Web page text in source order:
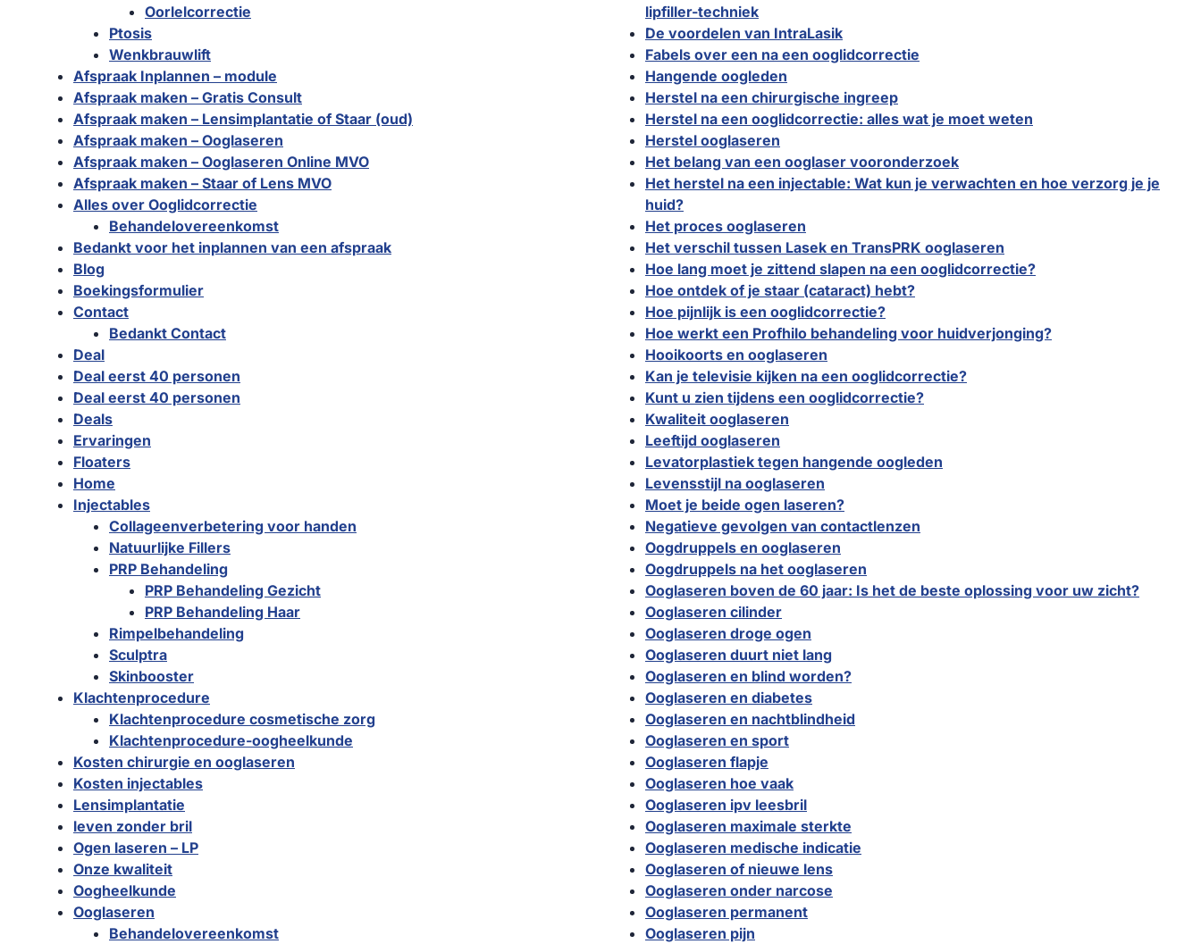
Oorlelcorrectie
Ptosis
Wenkbrauwlift
Afspraak Inplannen – module
Afspraak maken – Gratis Consult
Afspraak maken – Lensimplantatie of Staar (oud)
Afspraak maken – Ooglaseren
Afspraak maken – Ooglaseren Online MVO
Afspraak maken – Staar of Lens MVO
Alles over Ooglidcorrectie
Behandelovereenkomst
Bedankt voor het inplannen van een afspraak
Blog
Boekingsformulier
Contact
Bedankt Contact
Deal
Deal eerst 40 personen
Deal eerst 40 personen
Deals
Ervaringen
Floaters
Home
Injectables
Collageenverbetering voor handen
Natuurlijke Fillers
PRP Behandeling
PRP Behandeling Gezicht
PRP Behandeling Haar
Rimpelbehandeling
Sculptra
Skinbooster
Klachtenprocedure
Klachtenprocedure cosmetische zorg
Klachtenprocedure-oogheelkunde
Kosten chirurgie en ooglaseren
Kosten injectables
Lensimplantatie
leven zonder bril
Ogen laseren – LP
Onze kwaliteit
Oogheelkunde
Ooglaseren
Behandelovereenkomst
lipfiller-techniek
De voordelen van IntraLasik
Fabels over een na een ooglidcorrectie
Hangende oogleden
Herstel na een chirurgische ingreep
Herstel na een ooglidcorrectie: alles wat je moet weten
Herstel ooglaseren
Het belang van een ooglaser vooronderzoek
Het herstel na een injectable: Wat kun je verwachten en hoe verzorg je je
huid?
Het proces ooglaseren
Het verschil tussen Lasek en TransPRK ooglaseren
Hoe lang moet je zittend slapen na een ooglidcorrectie?
Hoe ontdek of je staar (cataract) hebt?
Hoe pijnlijk is een ooglidcorrectie?
Hoe werkt een Profhilo behandeling voor huidverjonging?
Hooikoorts en ooglaseren
Kan je televisie kijken na een ooglidcorrectie?
Kunt u zien tijdens een ooglidcorrectie?
Kwaliteit ooglaseren
Leeftijd ooglaseren
Levatorplastiek tegen hangende oogleden
Levensstijl na ooglaseren
Moet je beide ogen laseren?
Negatieve gevolgen van contactlenzen
Oogdruppels en ooglaseren
Oogdruppels na het ooglaseren
Ooglaseren boven de 60 jaar: Is het de beste oplossing voor uw zicht?
Ooglaseren cilinder
Ooglaseren droge ogen
Ooglaseren duurt niet lang
Ooglaseren en blind worden?
Ooglaseren en diabetes
Ooglaseren en nachtblindheid
Ooglaseren en sport
Ooglaseren flapje
Ooglaseren hoe vaak
Ooglaseren ipv leesbril
Ooglaseren maximale sterkte
Ooglaseren medische indicatie
Ooglaseren of nieuwe lens
Ooglaseren onder narcose
Ooglaseren permanent
Ooglaseren pijn